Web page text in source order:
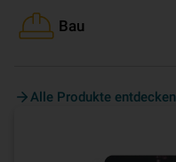
Bau
Alle Produkte entdecken